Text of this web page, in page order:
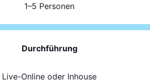
1–5 Personen
Durchführung
Live-Online oder Inhouse